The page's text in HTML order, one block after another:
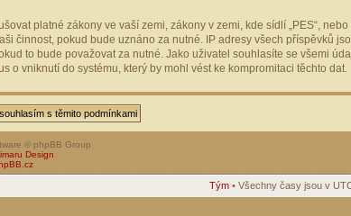
platné zákony ve vaší zemi, zákony v zemi, kde sídlí „PES“,
činnost, pokud bude uznáno za nutné. IP adresy všech příspěvků
to bude považovat za nutné. Jako uživatel souhlasíte se všemi
o vniknutí do systému, který by mohl vést ke kompromitaci těchto dat.
© phpBB Group
Design
Tým • Všechny časy jsou v